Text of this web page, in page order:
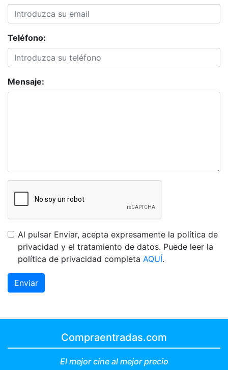
Teléfono:
Mensaje:
Al pulsar Enviar, acepta expresamente la política de
privacidad y el tratamiento de datos. Puede leer la
política de privacidad completa AQUÍ.
Enviar
Compraentradas.com
El mejor cine al mejor precio